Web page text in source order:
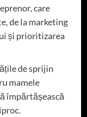
care
de la marketing
și prioritizarea
de sprijin
mamele
împărtășească